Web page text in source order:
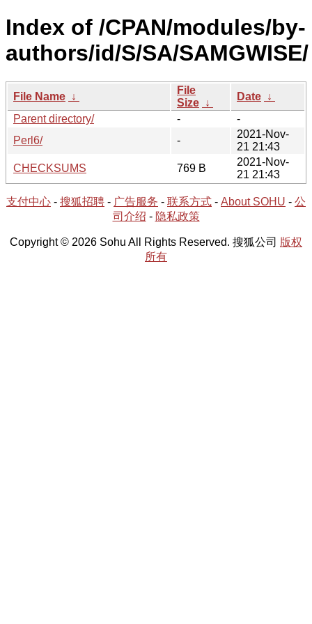
Index of /CPAN/modules/by-
authors/id/S/SA/SAMGWISE/
File Name ↓
File
Size ↓
Date ↓
Parent directory/
-
-
Perl6/
-
2021-Nov-
21 21:43
CHECKSUMS
769 B
2021-Nov-
21 21:43
支付中心 - 搜狐招聘 - 广告服务 - 联系方式 - About SOHU - 公
司介绍 - 隐私政策
Copyright © 2026 Sohu All Rights Reserved. 搜狐公司 版权
所有